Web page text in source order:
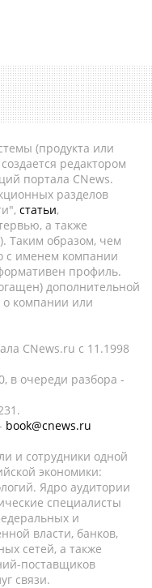
(продукта или
редактором
портала CNews.
разделов
статьи,
а также
Таким образом, чем
с именем компании
профиль.
дополнительной
компании или
CNews.ru c 11.1998
в очереди разбора -
book@cnews.ru
и сотрудники одной
экономики:
Ядро аудитории
специалисты
и
власти, банков,
сетей, а также
поставщиков
связи.